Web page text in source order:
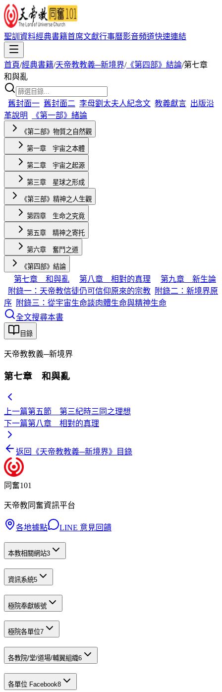
聖訓資料經典書籍首席文獻行事曆影音頻道快速連結
首頁/經典書籍/天帝教教義─新境界/《第四部》結論/第七章
和與亂
舊封面一 舊封面二 李母劉太夫人紀念文 教義獻言 出版沿
革說明
《第一部》緒論
《第二部》物質之自然觀
第一章 宇宙之本體
第二章 宇宙之起源
第三章 星球之形成
《第三部》精神之人生觀
第四章 生命之究竟
第五章 精神之寄托
第六章 奮鬥之道
《第四部》結論
第七章 和與亂 第八章 相對的真理
第九章 新生論
附錄一：天帝教信徒仍可信仰原來的宗教
附錄二：新境界原
序
附錄三：從宇宙生命談肉體生命與精神生命
全文搜尋本書
目錄
天帝教教義─新境界
第七章 和與亂
上一篇第五節 第三紀時三同之理想
下一篇第八章 相對的真理
返回《天帝教教義─新境界》目錄
同奮101
天帝教同奮資訊平台
各地據點 LINE 意見回饋
本教相關網站3
資訊系統5
極院奉獻帳號
極院各單位7
各教院/堂/道場/輔翼組織6
各單位 Facebook8